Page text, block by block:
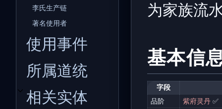
李氏生产链
著名使用者
使用事件
所属道统
相关实体
开关相关实体子章节
为家族流
基本信
字段
品阶 紫府灵丹✅